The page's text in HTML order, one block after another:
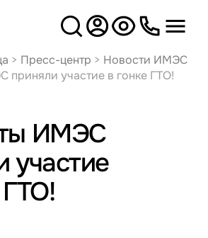
Версия
для слабовидящих
> Пресс-центр > Новости ИМЭС
приняли участие в гонке ГТО!
ИМЭС
участие
ГТО!